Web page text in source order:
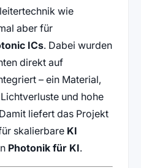
wie
aber für
ICs. Dabei wurden
direkt auf
– ein Material,
und hohe
liefert das Projekt
skalierbare KI
Photonik für KI.